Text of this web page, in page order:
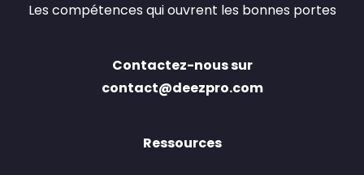
Les compétences qui ouvrent les bonnes portes
Contactez-nous sur
contact@deezpro.com
Ressources